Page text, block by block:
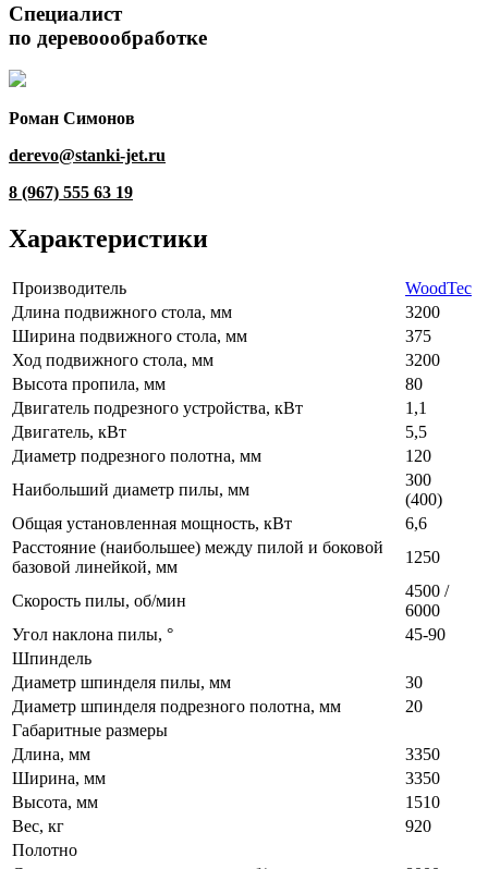
Специалист
по деревоообработке
Роман Симонов
derevo@stanki-jet.ru
8 (967) 555 63 19
Характеристики
Производитель
WoodTec
Длина подвижного стола, мм
3200
Ширина подвижного стола, мм
375
Ход подвижного стола, мм
3200
Высота пропила, мм
80
Двигатель подрезного устройства, кВт
1,1
Двигатель, кВт
5,5
Диаметр подрезного полотна, мм
120
Наибольший диаметр пилы, мм
300
(400)
Общая установленная мощность, кВт
6,6
Расстояние (наибольшее) между пилой и боковой
базовой линейкой, мм
1250
Скорость пилы, об/мин
4500 /
6000
Угол наклона пилы, °
45-90
Шпиндель
Диаметр шпинделя пилы, мм
30
Диаметр шпинделя подрезного полотна, мм
20
Габаритные размеры
Длина, мм
3350
Ширина, мм
3350
Высота, мм
1510
Вес, кг
920
Полотно